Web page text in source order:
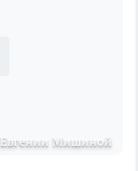
Евгении Мишиной